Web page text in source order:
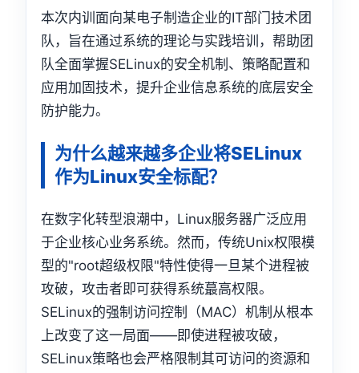
本次内训面向某电子制造企业的IT部门技术团
队，旨在通过系统的理论与实践培训，帮助团
队全面掌握SELinux的安全机制、策略配置和
应用加固技术，提升企业信息系统的底层安全
防护能力。
为什么越来越多企业将SELinux
作为Linux安全标配？
在数字化转型浪潮中，Linux服务器广泛应用
于企业核心业务系统。然而，传统Unix权限模
型的"root超级权限"特性使得一旦某个进程被
攻破，攻击者即可获得系统蕞高权限。
SELinux的强制访问控制（MAC）机制从根本
上改变了这一局面——即使进程被攻破，
SELinux策略也会严格限制其可访问的资源和